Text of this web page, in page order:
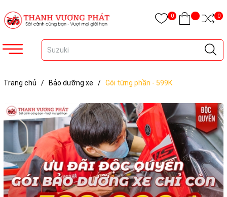
0 0
Trang chủ / Bảo dưỡng xe / Gói từng phần - 599K